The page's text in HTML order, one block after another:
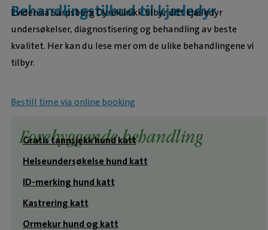
Behandlingstilbud til kjæledyr
Evidensia Sarpsborg Dyreklinikk tilbyr ditt kjæledyr
undersøkelser, diagnostisering og behandling av beste
kvalitet. Her kan du lese mer om de ulike behandlingene vi
tilbyr.
Bestill time via online booking
Forebyggende behandling
Gratis tannsjekk hund katt
Helseundersøkelse hund katt
ID-merking hund katt
Kastrering katt
Ormekur hund og katt